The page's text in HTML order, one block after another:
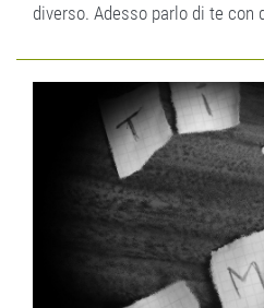
diverso. Adesso parlo di te con